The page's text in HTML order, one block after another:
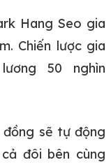
Hang Seo gia
Chiến lược gia
50 nghìn
sẽ tự động
đôi bên cùng